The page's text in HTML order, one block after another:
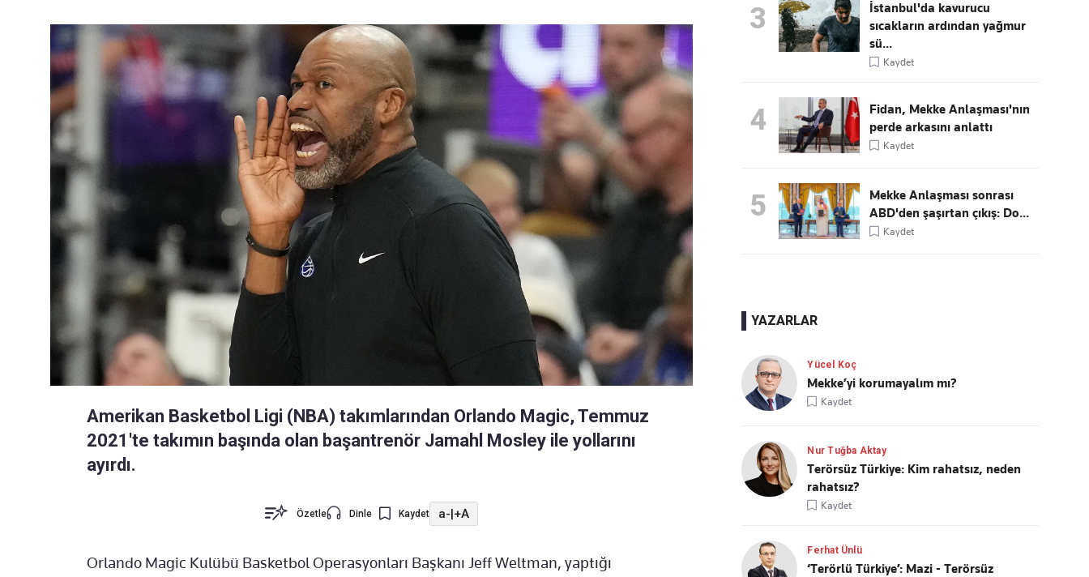
Amerikan Basketbol Ligi (NBA) takımlarından Orlando Magic, Temmuz
2021'te takımın başında olan başantrenör Jamahl Mosley ile yollarını
ayırdı.
Özetle Dinle Kaydet a-|+A
Orlando Magic Kulübü Basketbol Operasyonları Başkanı Jeff Weltman, yaptığı
3
İstanbul'da kavurucu
sıcakların ardından yağmur
sü...
Kaydet
4
Fidan, Mekke Anlaşması'nın
perde arkasını anlattı
Kaydet
5
Mekke Anlaşması sonrası
ABD'den şaşırtan çıkış: Do...
Kaydet
YAZARLAR
Yücel Koç
Mekke’yi korumayalım mı?
Kaydet
Nur Tuğba Aktay
Terörsüz Türkiye: Kim rahatsız, neden
rahatsız?
Kaydet
Ferhat Ünlü
‘Terörlü Türkiye’: Mazi - Terörsüz